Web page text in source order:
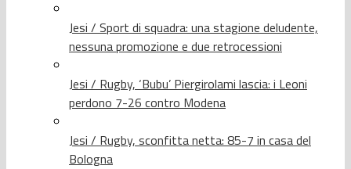
Jesi / Sport di squadra: una stagione deludente,
nessuna promozione e due retrocessioni
Jesi / Rugby, ‘Bubu’ Piergirolami lascia: i Leoni
perdono 7-26 contro Modena
Jesi / Rugby, sconfitta netta: 85-7 in casa del
Bologna